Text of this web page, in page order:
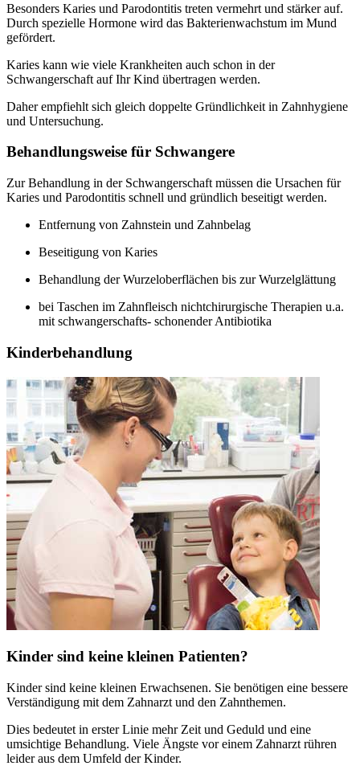
Besonders Karies und Parodontitis treten vermehrt und stärker auf.
Durch spezielle Hormone wird das Bakterienwachstum im Mund
gefördert.
Karies kann wie viele Krankheiten auch schon in der
Schwangerschaft auf Ihr Kind übertragen werden.
Daher empfiehlt sich gleich doppelte Gründlichkeit in Zahnhygiene
und Untersuchung.
Behandlungsweise für Schwangere
Zur Behandlung in der Schwangerschaft müssen die Ursachen für
Karies und Parodontitis schnell und gründlich beseitigt werden.
Entfernung von Zahnstein und Zahnbelag
Beseitigung von Karies
Behandlung der Wurzeloberflächen bis zur Wurzelglättung
bei Taschen im Zahnfleisch nichtchirurgische Therapien u.a.
mit schwangerschafts- schonender Antibiotika
Kinderbehandlung
Kinder sind keine kleinen Patienten?
Kinder sind keine kleinen Erwachsenen. Sie benötigen eine bessere
Verständigung mit dem Zahnarzt und den Zahnthemen.
Dies bedeutet in erster Linie mehr Zeit und Geduld und eine
umsichtige Behandlung. Viele Ängste vor einem Zahnarzt rühren
leider aus dem Umfeld der Kinder.